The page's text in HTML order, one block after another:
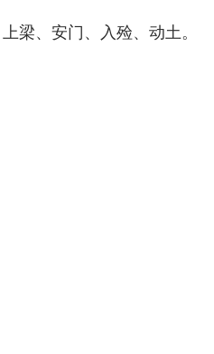
梁、安门、入殓、动土。